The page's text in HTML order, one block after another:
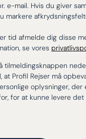
e-mail. Hvis du giver
markere
tid afmelde dig disse
se vores
tilmeldingsknappen
at Profil Rejser må
oplysninger, der
for at kunne levere det